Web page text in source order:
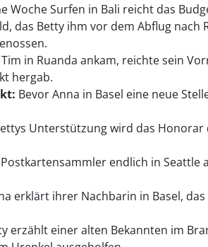
Woche Surfen in Bali reicht das
das Betty ihm vor dem Abflug
Tim in Ruanda ankam, reichte sein
hergab.
Bevor Anna in Basel eine neue
Unterstützung wird das Honorar
endlich in
erklärt ihrer Nachbarin in Basel,
erzählt einer alten Bekannten im